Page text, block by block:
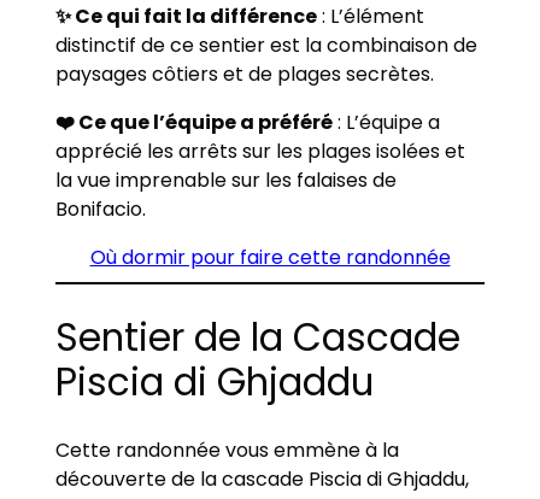
✨ Ce qui fait la différence: L’élément
distinctif de ce sentier est la combinaison de
paysages côtiers et de plages secrètes.
❤️ Ce que l’équipe a préféré: L’équipe a
apprécié les arrêts sur les plages isolées et
la vue imprenable sur les falaises de
Bonifacio.
Où dormir pour faire cette randonnée
Sentier de la Cascade
Piscia di Ghjaddu
Cette randonnée vous emmène à la
découverte de la cascade Piscia di Ghjaddu,